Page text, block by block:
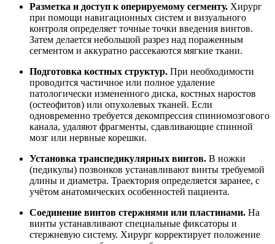
Разметка и доступ к оперируемому сегменту. Хирург
при помощи навигационных систем и визуального
контроля определяет точные точки введения винтов.
Затем делается небольшой разрез над пораженным
сегментом и аккуратно рассекаются мягкие ткани.
Подготовка костных структур. При необходимости
проводится частичное или полное удаление
патологически измененного диска, костных наростов
(остеофитов) или опухолевых тканей. Если
одновременно требуется декомпрессия спинномозгового
канала, удаляют фрагменты, сдавливающие спинной
мозг или нервные корешки.
Установка транспедикулярных винтов. В ножки
(педикулы) позвонков устанавливают винты требуемой
длины и диаметра. Траектория определяется заранее, с
учётом анатомических особенностей пациента.
Соединение винтов стержнями или пластинами. На
винты устанавливают специальные фиксаторы и
стержневую систему. Хирург корректирует положение